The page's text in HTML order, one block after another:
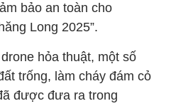
bảo an toàn cho
Long 2025”.
hỏa thuật, một số
trống, làm cháy đám cỏ
được đưa ra trong